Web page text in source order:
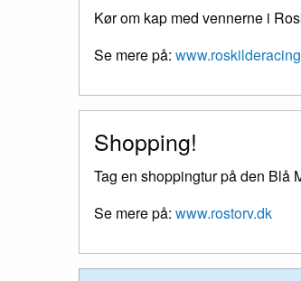
Kør om kap med vennerne i
Se mere på:
Shopping!
Tag en shoppingtur på den Blå
Se mere på: www.rostorv.dk